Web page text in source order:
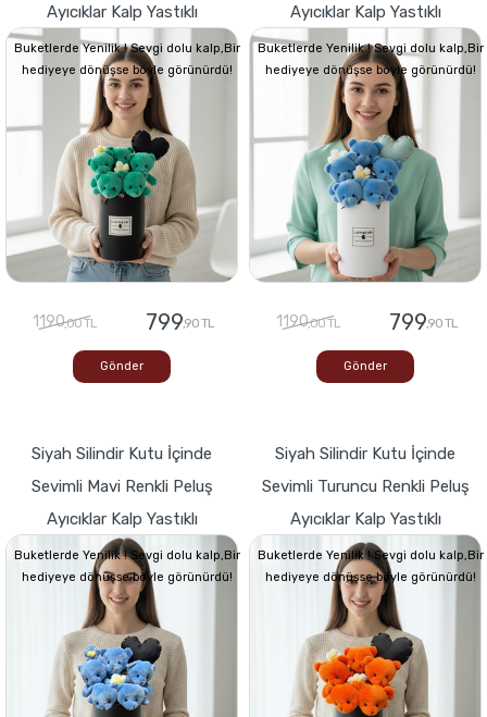
Ayıcıklar Kalp Yastıklı
Buketlerde Yenilik ! Sevgi dolu kalp,Bir
hediyeye dönüşse böyle görünürdü!
1190,00 TL 799,90 TL
Gönder
Ayıcıklar Kalp Yastıklı
Buketlerde Yenilik ! Sevgi dolu kalp,Bir
hediyeye dönüşse böyle görünürdü!
1190,00 TL 799,90 TL
Gönder
Siyah Silindir Kutu İçinde
Sevimli Mavi Renkli Peluş
Ayıcıklar Kalp Yastıklı
Buketlerde Yenilik ! Sevgi dolu kalp,Bir
hediyeye dönüşse böyle görünürdü!
Siyah Silindir Kutu İçinde
Sevimli Turuncu Renkli Peluş
Ayıcıklar Kalp Yastıklı
Buketlerde Yenilik ! Sevgi dolu kalp,Bir
hediyeye dönüşse böyle görünürdü!